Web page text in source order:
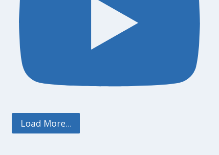
Load More...